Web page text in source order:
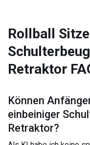
Rollball
Retraktor
Können
einbeiniger
Retraktor?